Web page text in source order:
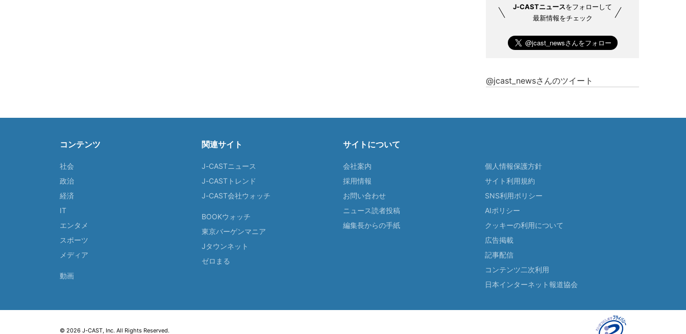
J-CASTニュースをフォローして
最新情報をチェック
@jcast_newsさんのツイート
コンテンツ
社会
政治
経済
IT
エンタメ
スポーツ
メディア
動画
関連サイト
J-CASTニュース
J-CASTトレンド
J-CAST会社ウォッチ
BOOKウォッチ
東京バーゲンマニア
Jタウンネット
ゼロまる
サイトについて
会社案内
採用情報
お問い合わせ
ニュース読者投稿
編集長からの手紙
個人情報保護方針
サイト利用規約
SNS利用ポリシー
AIポリシー
クッキーの利用について
広告掲載
記事配信
コンテンツ二次利用
日本インターネット報道協会
© 2026 J-CAST, Inc. All Rights Reserved.